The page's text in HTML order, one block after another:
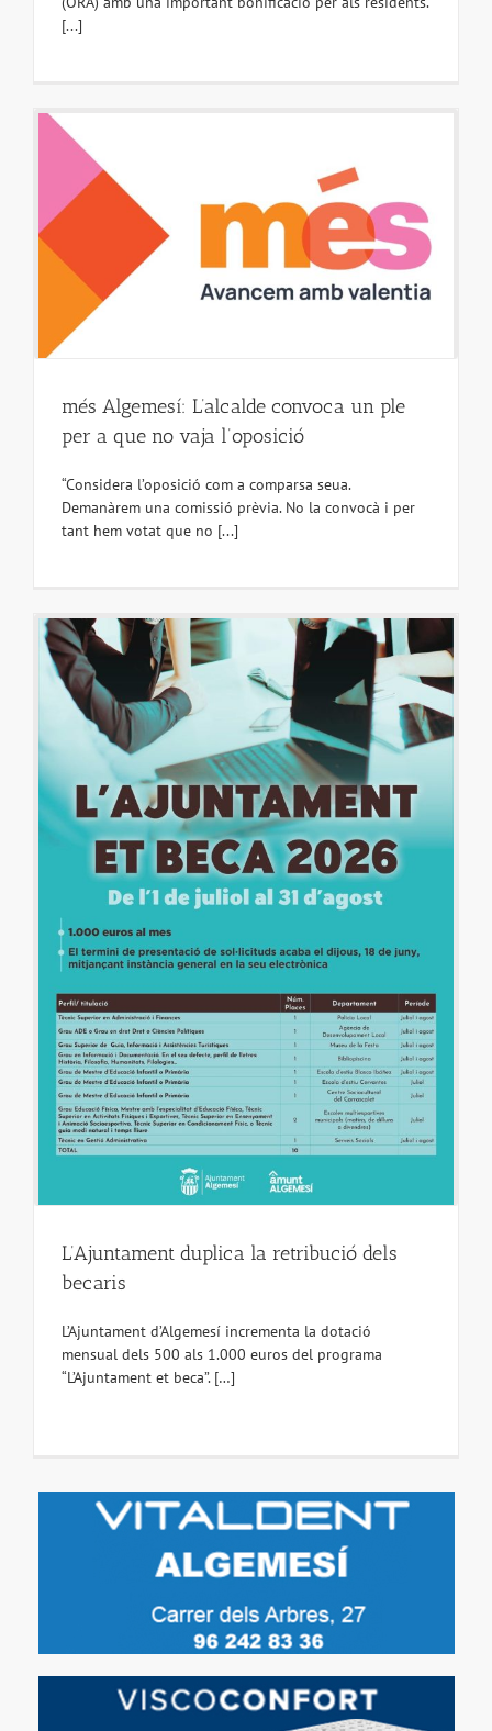
[...]
més Algemesí: L’alcalde convoca un ple
per a que no vaja l’oposició
“Considera l’oposició com a comparsa seua.
Demanàrem una comissió prèvia. No la convocà i per
tant hem votat que no [...]
L’Ajuntament duplica la retribució dels
becaris
L’Ajuntament d’Algemesí incrementa la dotació
mensual dels 500 als 1.000 euros del programa
“L’Ajuntament et beca”. […]